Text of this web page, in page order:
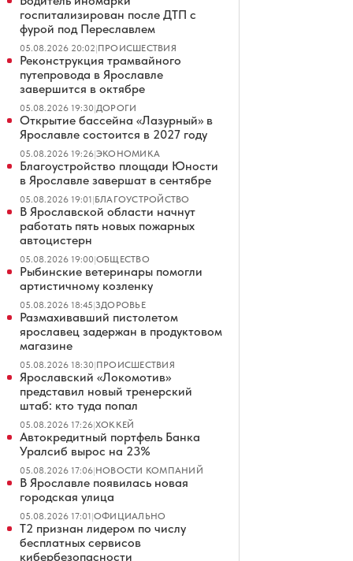
госпитализирован после ДТП с
фурой под Переславлем
05.08.2026 20:02|ПРОИСШЕСТВИЯ
Реконструкция трамвайного
путепровода в Ярославле
завершится в октябре
05.08.2026 19:30|ДОРОГИ
Открытие бассейна «Лазурный» в
Ярославле состоится в 2027 году
05.08.2026 19:26|ЭКОНОМИКА
Благоустройство площади Юности
в Ярославле завершат в сентябре
05.08.2026 19:01|БЛАГОУСТРОЙСТВО
В Ярославской области начнут
работать пять новых пожарных
автоцистерн
05.08.2026 19:00|ОБЩЕСТВО
Рыбинские ветеринары помогли
артистичному козленку
05.08.2026 18:45|ЗДОРОВЬЕ
Размахивавший пистолетом
ярославец задержан в продуктовом
магазине
05.08.2026 18:30|ПРОИСШЕСТВИЯ
Ярославский «Локомотив»
представил новый тренерский
штаб: кто туда попал
05.08.2026 17:26|ХОККЕЙ
Автокредитный портфель Банка
Уралсиб вырос на 23%
05.08.2026 17:06|НОВОСТИ КОМПАНИЙ
В Ярославле появилась новая
городская улица
05.08.2026 17:01|ОФИЦИАЛЬНО
Т2 признан лидером по числу
бесплатных сервисов
кибербезопасности